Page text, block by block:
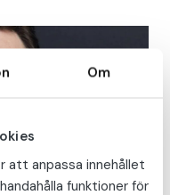
Om
att anpassa innehållet
funktioner för